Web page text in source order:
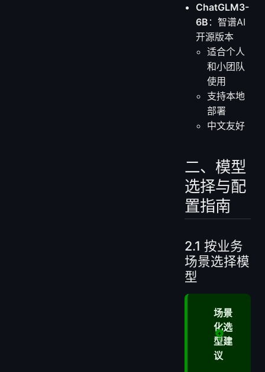
ChatGLM3-
6B ：智谱AI
开源版本
适合个人
和小团队
使用
支持本地
部署
中文友好
二、模型
选择与配
置指南
2.1 按业务
场景选择模
型
场景
化选
型建
议